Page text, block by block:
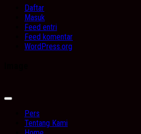
Daftar
Masuk
Feed entri
Feed komentar
WordPress.org
Expand
Pers
Tentang Kami